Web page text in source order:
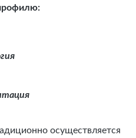
осуществляется